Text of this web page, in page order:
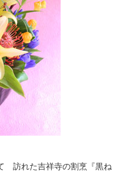
訪れた吉祥寺の割烹『黒ね